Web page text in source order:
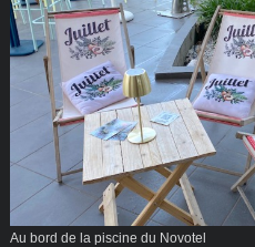
Au bord de la piscine du Novotel